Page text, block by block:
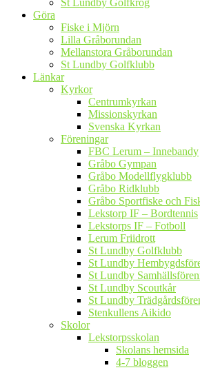
St Lundby Golfkrog
Göra
Fiske i Mjörn
Lilla Gråborundan
Mellanstora Gråborundan
St Lundby Golfklubb
Länkar
Kyrkor
Centrumkyrkan
Missionskyrkan
Svenska Kyrkan
Föreningar
FBC Lerum – Innebandy
Gråbo Gympan
Gråbo Modellflygklubb
Gråbo Ridklubb
Gråbo Sportfiske och
Lekstorp IF – Bordtennis
Lekstorps IF – Fotboll
Lerum Friidrott
St Lundby Golfklubb
St Lundby
St Lundby
St Lundby Scoutkår
St Lundby
Stenkullens Aikido
Skolor
Lekstorpsskolan
Skolans hemsida
4-7 bloggen